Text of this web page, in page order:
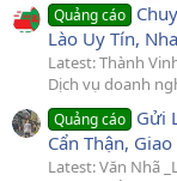
Quảng cáo
Lào Uy Tín,
Latest: Thành
Dịch vụ doanh
Quảng cáo Gửi
Cẩn Thận,
Latest: Văn Nhã